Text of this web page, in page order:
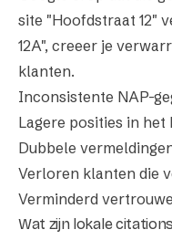
site "Hoofdstraat 12"
12A", creeer je
klanten.
Inconsistente NAP-
Lagere posities in het
Dubbele
Verloren klanten die
Verminderd
Wat zijn lokale